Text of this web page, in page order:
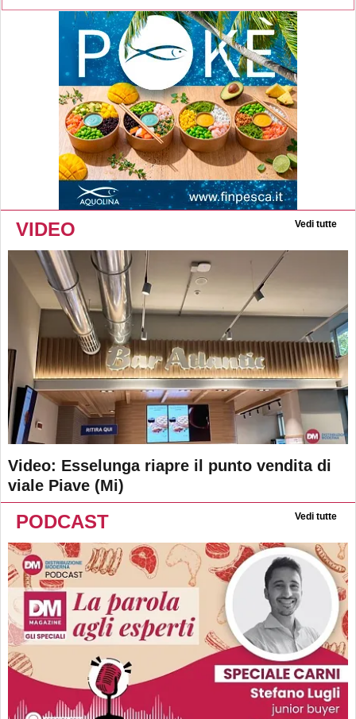
VIDEO Vedi tutte
Video: Esselunga riapre il punto vendita di
viale Piave (Mi)
PODCAST Vedi tutte